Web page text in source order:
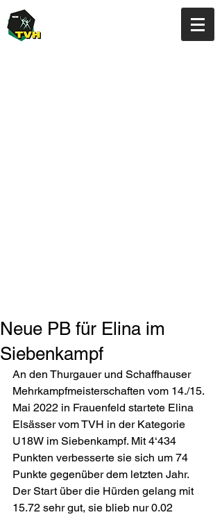
Neue PB für Elina im
Siebenkampf
An den Thurgauer und Schaffhauser
Mehrkampfmeisterschaften vom 14./15.
Mai 2022 in Frauenfeld startete Elina
Elsässer vom TVH in der Kategorie
U18W im Siebenkampf. Mit 4‘434
Punkten verbesserte sie sich um 74
Punkte gegenüber dem letzten Jahr.
Der Start über die Hürden gelang mit
15.72 sehr gut, sie blieb nur 0.02